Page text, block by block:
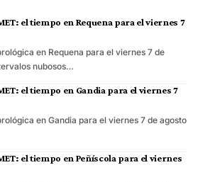
el tiempo en Requena para el viernes 7
en Requena para el viernes 7 de
nubosos…
el tiempo en Gandia para el viernes 7
en Gandia para el viernes 7 de agosto
el tiempo en Peñíscola para el viernes